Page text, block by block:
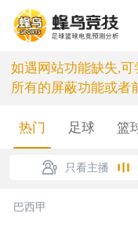
如遇网站功能缺失,
所有的屏蔽功能或者
热门 足球 篮
只看主播
巴西甲